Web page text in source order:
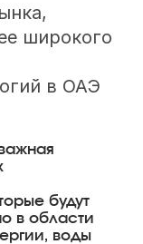
широкого
в ОАЭ
будут
в области
воды